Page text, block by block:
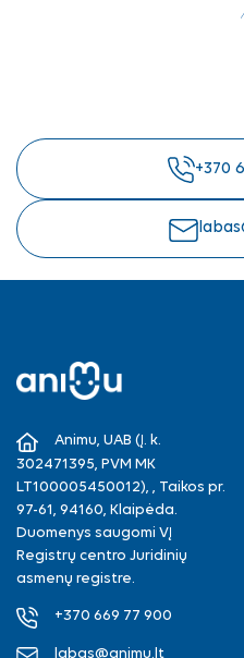
+370
Animu, UAB (Į. k.
302471395, PVM MK
LT100005450012), , Taikos pr.
97-61, 94160, Klaipėda.
Duomenys saugomi VĮ
Registrų centro Juridinių
asmenų registre.
+370 669 77 900
labas@animu.lt